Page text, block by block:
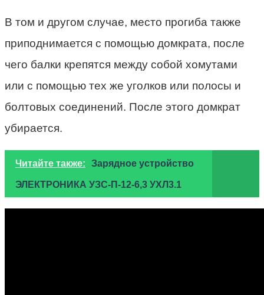
В том и другом случае, место прогиба также
приподнимается с помощью домкрата, после
чего балки крепятся между собой хомутами
или с помощью тех же уголков или полосы и
болтовых соединений. После этого домкрат
убирается.
Читайте также: Зарядное устройство
ЭЛЕКТРОНИКА УЗС-П-12-6,3 УХЛ3.1